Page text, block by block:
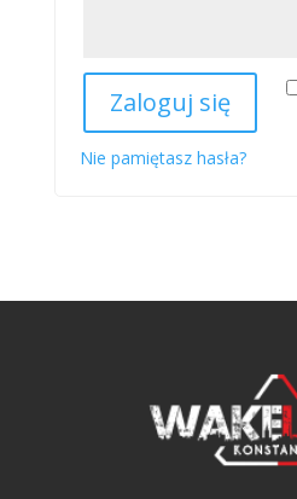
Zaloguj się
Nie pamiętasz hasła?